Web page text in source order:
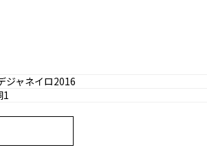
ジャネイロ2016
1